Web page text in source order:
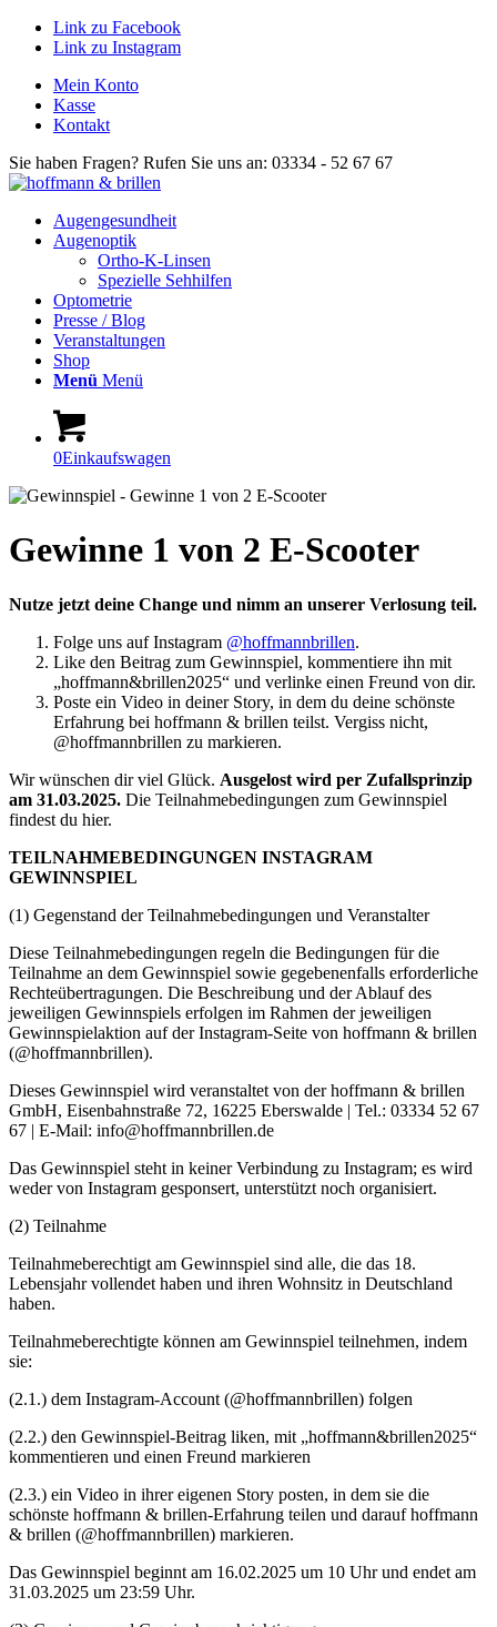
Link zu Facebook
Link zu Instagram
Mein Konto
Kasse
Kontakt
Sie haben Fragen? Rufen Sie uns an: 03334 - 52 67 67
Augengesundheit
Augenoptik
Ortho-K-Linsen
Spezielle Sehhilfen
Optometrie
Presse / Blog
Veranstaltungen
Shop
Menü Menü
0Einkaufswagen
Gewinne 1 von 2 E-Scooter
Nutze jetzt deine Change und nimm an unserer Verlosung teil.
Folge uns auf Instagram @hoffmannbrillen.
Like den Beitrag zum Gewinnspiel, kommentiere ihn mit
„hoffmann&brillen2025“ und verlinke einen Freund von dir.
Poste ein Video in deiner Story, in dem du deine schönste
Erfahrung bei hoffmann & brillen teilst. Vergiss nicht,
@hoffmannbrillen zu markieren.
Wir wünschen dir viel Glück. Ausgelost wird per Zufallsprinzip
am 31.03.2025. Die Teilnahmebedingungen zum Gewinnspiel
findest du hier.
TEILNAHMEBEDINGUNGEN INSTAGRAM
GEWINNSPIEL
(1) Gegenstand der Teilnahmebedingungen und Veranstalter
Diese Teilnahmebedingungen regeln die Bedingungen für die
Teilnahme an dem Gewinnspiel sowie gegebenenfalls erforderliche
Rechteübertragungen. Die Beschreibung und der Ablauf des
jeweiligen Gewinnspiels erfolgen im Rahmen der jeweiligen
Gewinnspielaktion auf der Instagram-Seite von hoffmann & brillen
(@hoffmannbrillen).
Dieses Gewinnspiel wird veranstaltet von der hoffmann & brillen
GmbH, Eisenbahnstraße 72, 16225 Eberswalde | Tel.: 03334 52 67
67 | E-Mail: info@hoffmannbrillen.de
Das Gewinnspiel steht in keiner Verbindung zu Instagram; es wird
weder von Instagram gesponsert, unterstützt noch organisiert.
(2) Teilnahme
Teilnahmeberechtigt am Gewinnspiel sind alle, die das 18.
Lebensjahr vollendet haben und ihren Wohnsitz in Deutschland
haben.
Teilnahmeberechtigte können am Gewinnspiel teilnehmen, indem
sie:
(2.1.) dem Instagram-Account (@hoffmannbrillen) folgen
(2.2.) den Gewinnspiel-Beitrag liken, mit „hoffmann&brillen2025“
kommentieren und einen Freund markieren
(2.3.) ein Video in ihrer eigenen Story posten, in dem sie die
schönste hoffmann & brillen-Erfahrung teilen und darauf hoffmann
& brillen (@hoffmannbrillen) markieren.
Das Gewinnspiel beginnt am 16.02.2025 um 10 Uhr und endet am
31.03.2025 um 23:59 Uhr.